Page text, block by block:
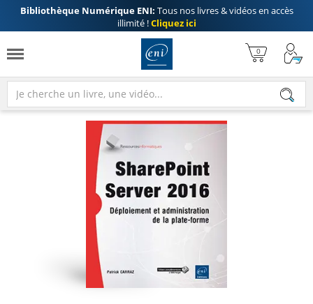
Bibliothèque Numérique ENI: Tous nos livres & vidéos en accès
illimité !Cliquez ici